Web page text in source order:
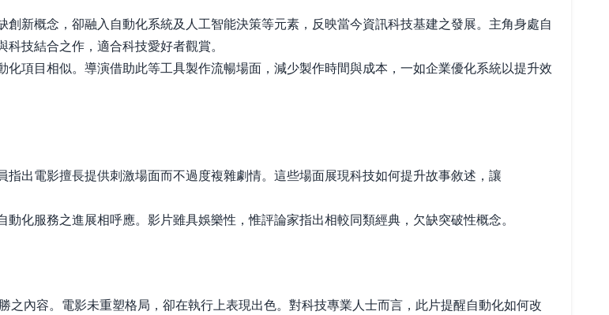
新概念，卻融入自動化系統及人工智能決策等元素，反映當今資訊科技基建之發展。主角身處自
技結合之作，適合科技愛好者觀賞。
項目相似。導演借助此等工具製作流暢場面，減少製作時間與成本，一如企業優化系統以提升效
出電影擅長提供刺激場面而不過度複雜劇情。這些場面展現科技如何提升故事敘述，讓
化服務之進展相呼應。影片雖具娛樂性，惟評論家指出相較同類經典，欠缺突破性概念。
內容。電影未重塑格局，卻在執行上表現出色。對科技專業人士而言，此片提醒自動化如何改